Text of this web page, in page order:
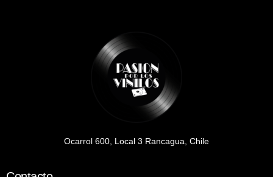
Ocarrol 600, Local 3 Rancagua, Chile